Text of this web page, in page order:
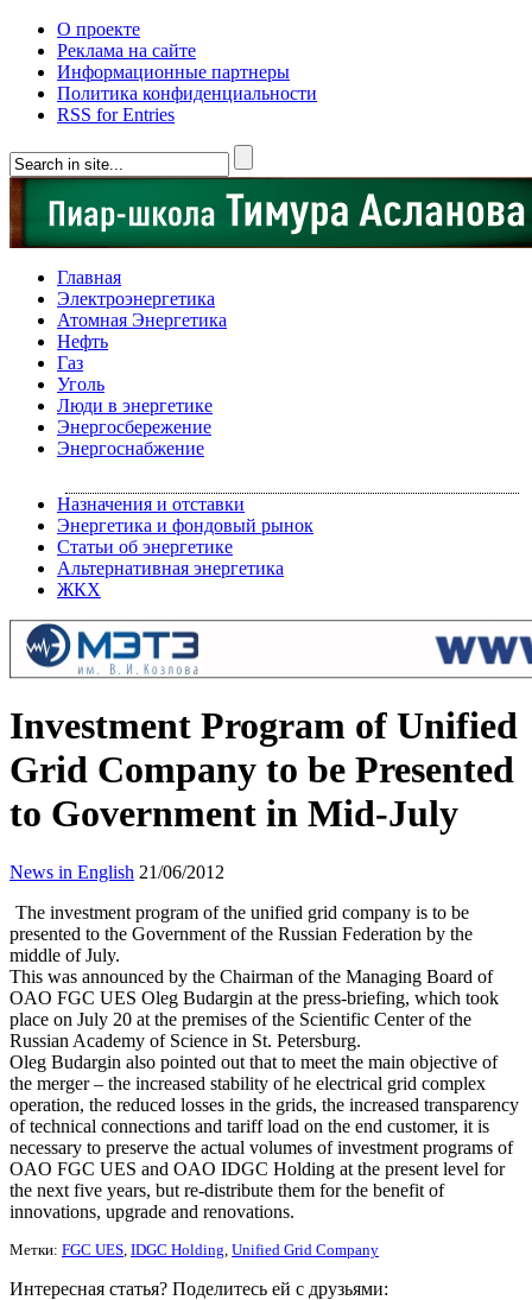
О проекте
Реклама на сайте
Информационные партнеры
Политика конфиденциальности
RSS for Entries
Главная
Электроэнергетика
Атомная Энергетика
Нефть
Газ
Уголь
Люди в энергетике
Энергосбережение
Энергоснабжение
Назначения и отставки
Энергетика и фондовый рынок
Статьи об энергетике
Альтернативная энергетика
ЖКХ
Investment Program of Unified
Grid Company to be Presented
to Government in Mid-July
News in English 21/06/2012
The investment program of the unified grid company is to be
presented to the Government of the Russian Federation by the
middle of July.
This was announced by the Chairman of the Managing Board of
OAO FGC UES Oleg Budargin at the press-briefing, which took
place on July 20 at the premises of the Scientific Center of the
Russian Academy of Science in St. Petersburg.
Oleg Budargin also pointed out that to meet the main objective of
the merger – the increased stability of he electrical grid complex
operation, the reduced losses in the grids, the increased transparency
of technical connections and tariff load on the end customer, it is
necessary to preserve the actual volumes of investment programs of
OAO FGC UES and OAO IDGC Holding at the present level for
the next five years, but re-distribute them for the benefit of
innovations, upgrade and renovations.
Метки: FGC UES, IDGC Holding, Unified Grid Company
Интересная статья? Поделитесь ей с друзьями: